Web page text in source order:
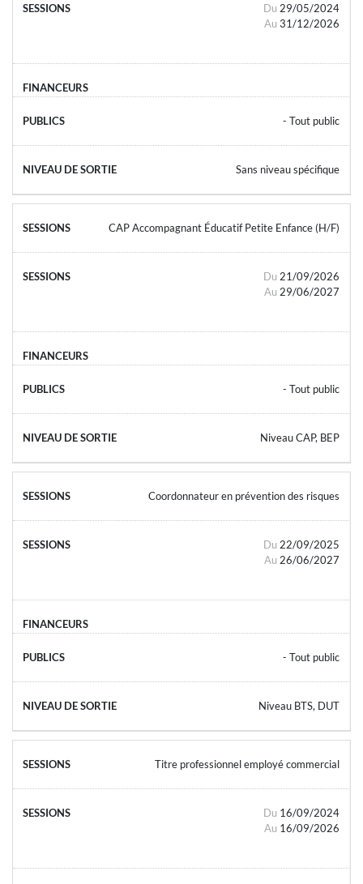
Du 29/05/2024
Au 31/12/2026
- Tout public
Sans niveau spécifique
CAP Accompagnant Éducatif Petite Enfance (H/F)
Du 21/09/2026
Au 29/06/2027
- Tout public
Niveau CAP, BEP
Coordonnateur en prévention des risques
Du 22/09/2025
Au 26/06/2027
- Tout public
Niveau BTS, DUT
Titre professionnel employé commercial
Du 16/09/2024
Au 16/09/2026